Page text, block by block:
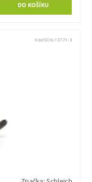
Kód:SCHL13771-3